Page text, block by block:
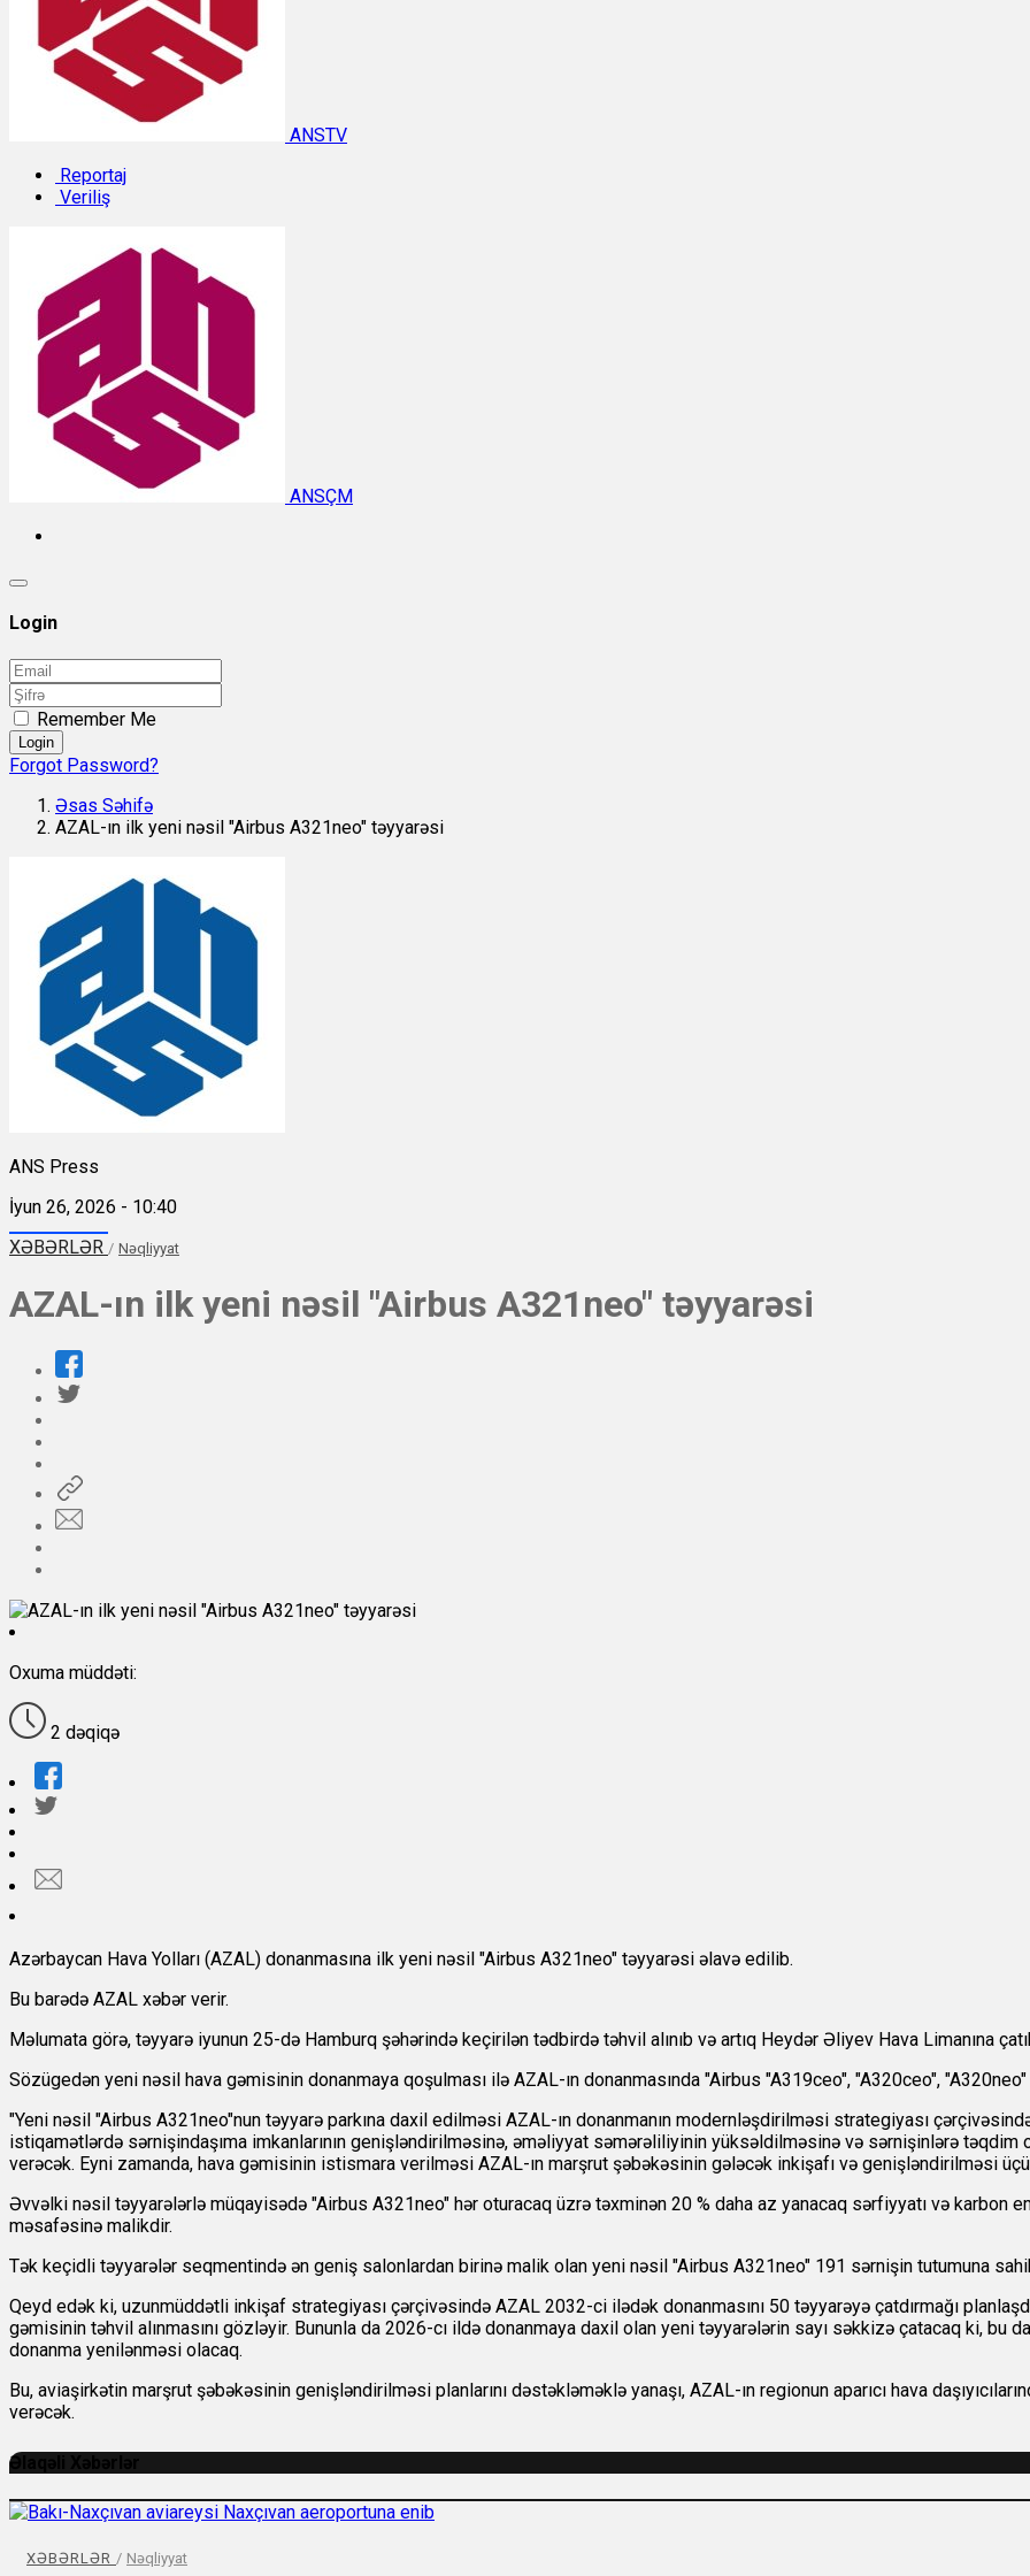
ANSTV
Reportaj
Veriliş
ANSÇM
Login
Remember Me
Login
Forgot Password?
Əsas Səhifə
AZAL-ın ilk yeni nəsil "Airbus A321neo" təyyarəsi
ANS Press
İyun 26, 2026 - 10:40
XƏBƏRLƏR / Nəqliyyat
AZAL-ın ilk yeni nəsil "Airbus A321neo" təyyarəsi
Oxuma müddəti:
2 dəqiqə
Azərbaycan Hava Yolları (AZAL) donanmasına ilk yeni nəsil "Airbus A321neo" təyyarəsi əlavə edilib.
Bu barədə AZAL xəbər verir.
Məlumata görə, təyyarə iyunun 25-də Hamburq şəhərində keçirilən tədbirdə təhvil alınıb və artıq Heydər Əliyev Hava Limanına
Sözügedən yeni nəsil hava gəmisinin donanmaya qoşulması ilə AZAL-ın donanmasında "Airbus "A319ceo", "A320ceo",
"Yeni nəsil "Airbus A321neo"nun təyyarə parkına daxil edilməsi AZAL-ın donanmanın modernləşdirilməsi strategiyası
istiqamətlərdə sərnişindaşıma imkanlarının genişləndirilməsinə, əməliyyat səmərəliliyinin yüksəldilməsinə və sərnişinlərə
verəcək. Eyni zamanda, hava gəmisinin istismara verilməsi AZAL-ın marşrut şəbəkəsinin gələcək inkişafı və genişləndirilməsi
Əvvəlki nəsil təyyarələrlə müqayisədə "Airbus A321neo" hər oturacaq üzrə təxminən 20 % daha az yanacaq sərfiyyatı və karbon
məsafəsinə malikdir.
Tək keçidli təyyarələr seqmentində ən geniş salonlardan birinə malik olan yeni nəsil "Airbus A321neo" 191 sərnişin tutumuna
Qeyd edək ki, uzunmüddətli inkişaf strategiyası çərçivəsində AZAL 2032-ci ilədək donanmasını 50 təyyarəyə çatdırmağı
gəmisinin təhvil alınmasını gözləyir. Bununla da 2026-cı ildə donanmaya daxil olan yeni təyyarələrin sayı səkkizə çatacaq ki, bu
donanma yenilənməsi olacaq.
Bu, aviaşirkətin marşrut şəbəkəsinin genişləndirilməsi planlarını dəstəkləməklə yanaşı, AZAL-ın regionun aparıcı hava
verəcək.
Əlaqəli Xəbərlər
XƏBƏRLƏR / Nəqliyyat